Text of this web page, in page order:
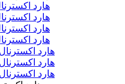
هارد اکسترنال 1
هارد اکسترنال 2
هارد اکسترنال 4
هارد اکسترنال 8
هارد اکسترنال 10 ترابایت
هارد اکسترنال 12 ترابایت
هارد اکسترنال 16 ترابایت